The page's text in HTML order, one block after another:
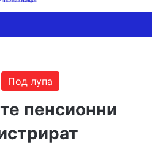
Под лупа
пенсионни